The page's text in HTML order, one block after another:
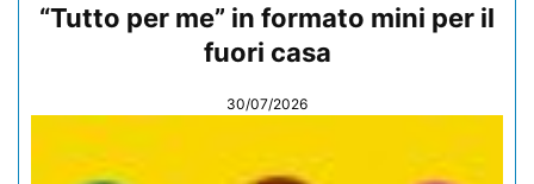
“Tutto per me” in formato mini per il
fuori casa
30/07/2026